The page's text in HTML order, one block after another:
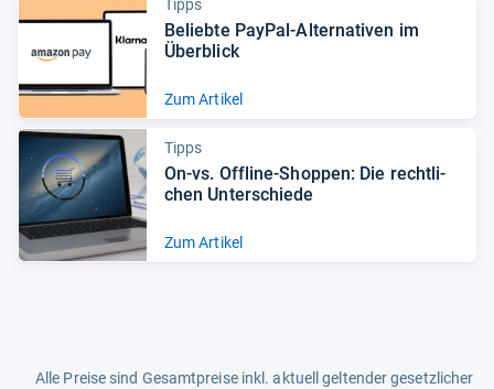
Tipps
Beliebte PayPal-​Alter­na­ti­ven im
Über­blick
Zum Artikel
Tipps
On-​vs. Off­line-​Shop­pen: Die recht­li­
chen Unter­schiede
Zum Artikel
Alle Preise sind Gesamtpreise inkl. aktuell geltender gesetzlicher